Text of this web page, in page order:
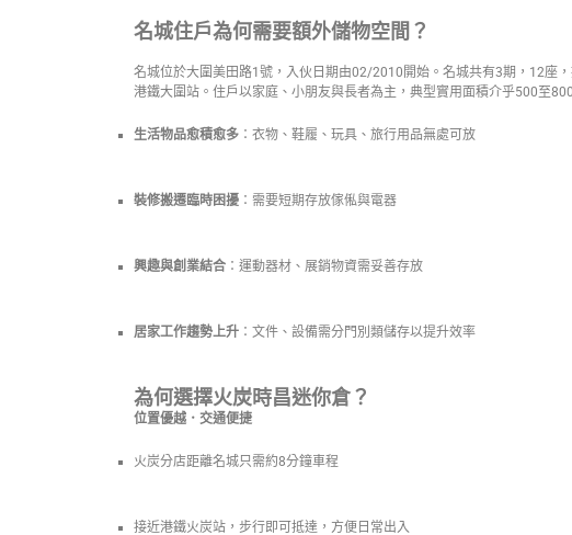
名城住戶為何需要額外儲物空間？
名城位於大圍美田路1號，入伙日期由02/2010開始。名城共有3期，12座
港鐵大圍站。 住戶以家庭、小朋友與長者為主，典型實用面積介乎500至
生活物品愈積愈多 ：衣物、鞋履、玩具、旅行用品無處可放
裝修搬遷臨時困擾 ：需要短期存放傢俬與電器
興趣與創業結合 ：運動器材、展銷物資需妥善存放
居家工作趨勢上升 ：文件、設備需分門別類儲存以提升效率
為何選擇火炭時昌迷你倉？
位置優越．交通便捷
火炭分店距離名城只需約8分鐘車程
接近港鐵火炭站，步行即可抵達，方便日常出入